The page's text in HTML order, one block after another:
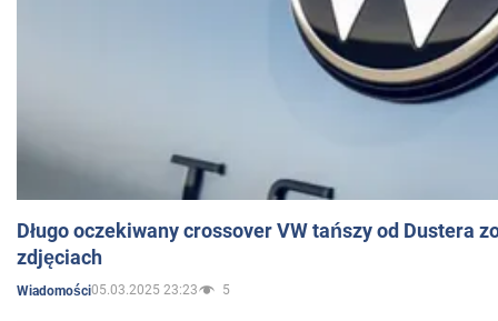
Długo oczekiwany crossover VW tańszy od Dustera
zdjęciach
Wiadomości05.03.2025 23:23 5